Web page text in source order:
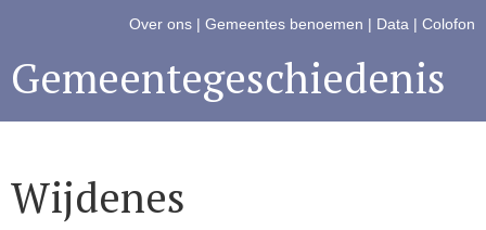
Over ons | Gemeentes benoemen | Data | Colofon
Gemeentegeschiedenis
Wijdenes